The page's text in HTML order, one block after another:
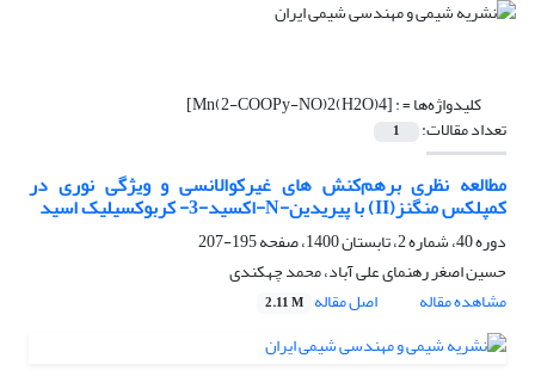
کلیدواژه‌ها =: [Mn(2-COOPy-NO)2(H2O)4]
تعداد مقالات: 1
مطالعه نظری برهم‌کنش های غیرکوالانسی و ویژگی نوری در
کمپلکس منگنز(II) با پیریدین-N-اکسید-3- کربوکسیلیک اسید
دوره 40، شماره 2، تابستان 1400، صفحه
195-207
حسین اصغر رهنمای علی آباد، محمد چهکندی
مشاهده مقاله
اصل مقاله 2.11 M